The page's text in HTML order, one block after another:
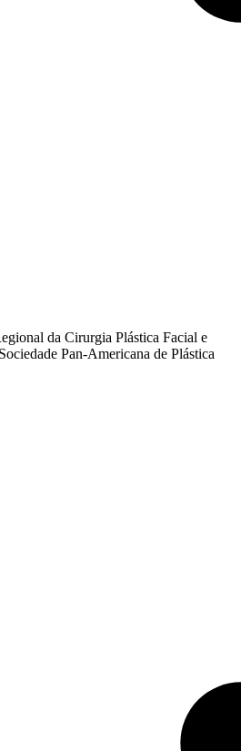
da Cirurgia Plástica Facial e
Pan-Americana de Plástica